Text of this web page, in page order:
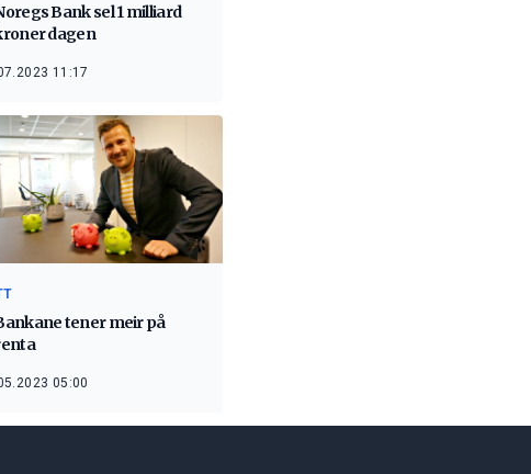
Bank sel 1 milliard
dagen
11:17
tener meir på
05:00